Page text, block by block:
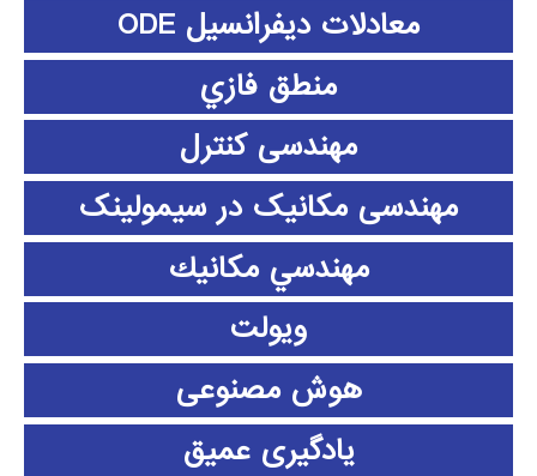
معادلات دیفرانسیل ODE
منطق فازي
مهندسی کنترل
مهندسی مکانیک در سیمولینک
مهندسي مكانيك
ویولت
هوش مصنوعی
یادگیری عمیق